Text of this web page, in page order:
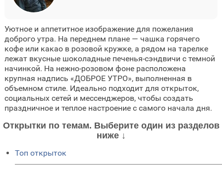
Уютное и аппетитное изображение для пожелания
доброго утра. На переднем плане — чашка горячего
кофе или какао в розовой кружке, а рядом на тарелке
лежат вкусные шоколадные печенья-сэндвичи с темной
начинкой. На нежно-розовом фоне расположена
крупная надпись «ДОБРОЕ УТРО», выполненная в
объемном стиле. Идеально подходит для открыток,
социальных сетей и мессенджеров, чтобы создать
праздничное и теплое настроение с самого начала дня.
Открытки по темам. Выберите один из разделов
ниже ↓
Топ открыток